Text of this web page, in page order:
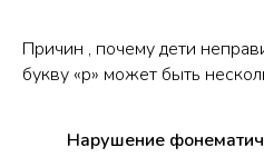
Причин , почему дети
букву «р» может быть
Нарушение